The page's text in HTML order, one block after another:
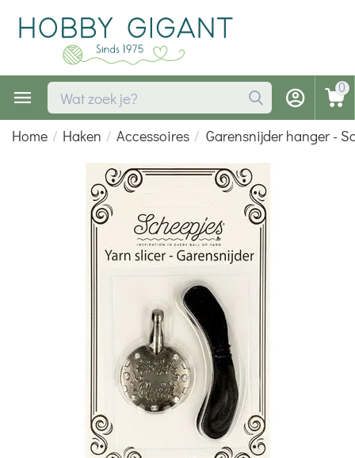
0
Home / Haken / Accessoires / Garensnijder hanger -